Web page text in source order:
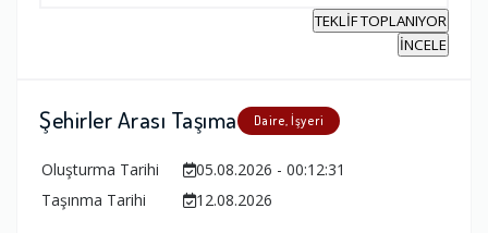
TEKLİF TOPLANIYOR
İNCELE
Şehirler Arası Taşıma Daire, İşyeri
Oluşturma Tarihi
05.08.2026 - 00:12:31
Taşınma Tarihi
12.08.2026